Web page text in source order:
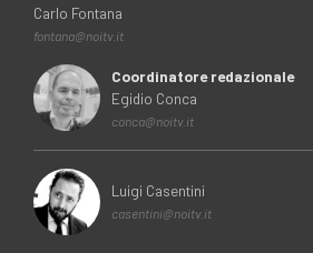
Carlo Fontana
fontana@noitv.it
Coordinatore redazionale
Egidio Conca
conca@noitv.it
Luigi Casentini
casentini@noitv.it